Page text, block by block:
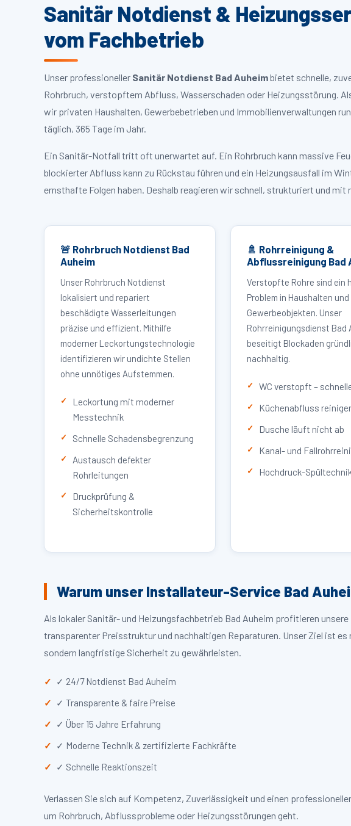
Sanitär Notdienst &
vom Fachbetrieb
Unser professioneller Sanitär Notdienst Bad Auheimbietet schnelle,
Rohrbruch, verstopftem Abfluss, Wasserschaden oder Heizungsstörung.
wir privaten Haushalten, Gewerbebetrieben und Immobilienverwaltungen
täglich, 365 Tage im Jahr.
Ein Sanitär-Notfall tritt oft unerwartet auf. Ein Rohrbruch kann massive
blockierter Abfluss kann zu Rückstau führen und ein Heizungsausfall im
ernsthafte Folgen haben. Deshalb reagieren wir schnell, strukturiert und mit
🚨 Rohrbruch Notdienst Bad
Auheim
Unser Rohrbruch Notdienst
lokalisiert und repariert
beschädigte Wasserleitungen
präzise und effizient. Mithilfe
moderner Leckortungstechnologie
identifizieren wir undichte Stellen
ohne unnötiges Aufstemmen.
Leckortung mit moderner
Messtechnik
Schnelle Schadensbegrenzung
Austausch defekter
Rohrleitungen
Druckprüfung &
Sicherheitskontrolle
🚿 Rohrreinigung &
Abflussreinigung Bad
Verstopfte Rohre sind ein
Problem in Haushalten und
Gewerbeobjekten. Unser
Rohrreinigungsdienst Bad
beseitigt Blockaden
nachhaltig.
WC verstopft –
Küchenabfluss
Dusche läuft nicht ab
Kanal- und
Hochdruck-
Warum unser Installateur-Service Bad
Als lokaler Sanitär- und Heizungsfachbetrieb Bad Auheim profitieren
transparenter Preisstruktur und nachhaltigen Reparaturen. Unser Ziel ist es
sondern langfristige Sicherheit zu gewährleisten.
✓ 24/7 Notdienst Bad Auheim
✓ Transparente & faire Preise
✓ Über 15 Jahre Erfahrung
✓ Moderne Technik & zertifizierte Fachkräfte
✓ Schnelle Reaktionszeit
Verlassen Sie sich auf Kompetenz, Zuverlässigkeit und einen
um Rohrbruch, Abflussprobleme oder Heizungsstörungen geht.